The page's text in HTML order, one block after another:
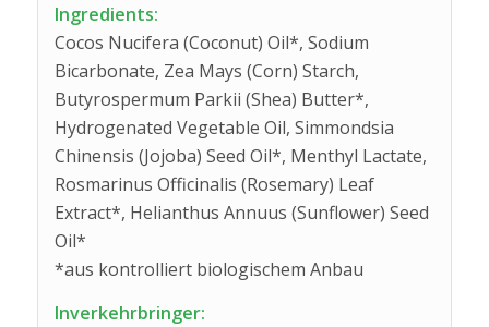
Ingredients:
Cocos Nucifera (Coconut) Oil*, Sodium
Bicarbonate, Zea Mays (Corn) Starch,
Butyrospermum Parkii (Shea) Butter*,
Hydrogenated Vegetable Oil, Simmondsia
Chinensis (Jojoba) Seed Oil*, Menthyl Lactate,
Rosmarinus Officinalis (Rosemary) Leaf
Extract*, Helianthus Annuus (Sunflower) Seed
Oil*
*aus kontrolliert biologischem Anbau
Inverkehrbringer: